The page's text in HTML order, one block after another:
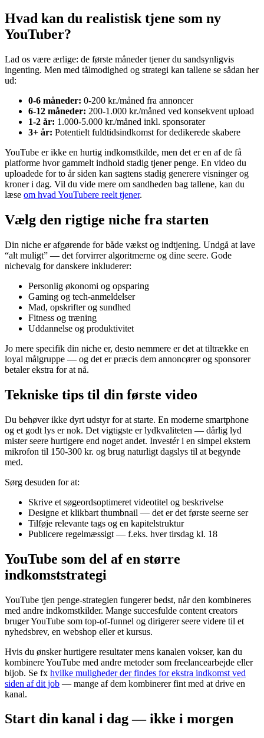
Hvad kan du realistisk tjene som ny
YouTuber?
Lad os være ærlige: de første måneder tjener du sandsynligvis
ingenting. Men med tålmodighed og strategi kan tallene se sådan her
ud:
0-6 måneder: 0-200 kr./måned fra annoncer
6-12 måneder: 200-1.000 kr./måned ved konsekvent upload
1-2 år: 1.000-5.000 kr./måned inkl. sponsorater
3+ år: Potentielt fuldtidsindkomst for dedikerede skabere
YouTube er ikke en hurtig indkomstkilde, men det er en af de få
platforme hvor gammelt indhold stadig tjener penge. En video du
uploadede for to år siden kan sagtens stadig generere visninger og
kroner i dag. Vil du vide mere om sandheden bag tallene, kan du
læse om hvad YouTubere reelt tjener.
Vælg den rigtige niche fra starten
Din niche er afgørende for både vækst og indtjening. Undgå at lave
“alt muligt” — det forvirrer algoritmerne og dine seere. Gode
nichevalg for danskere inkluderer:
Personlig økonomi og opsparing
Gaming og tech-anmeldelser
Mad, opskrifter og sundhed
Fitness og træning
Uddannelse og produktivitet
Jo mere specifik din niche er, desto nemmere er det at tiltrække en
loyal målgruppe — og det er præcis dem annoncører og sponsorer
betaler ekstra for at nå.
Tekniske tips til din første video
Du behøver ikke dyrt udstyr for at starte. En moderne smartphone
og et godt lys er nok. Det vigtigste er lydkvaliteten — dårlig lyd
mister seere hurtigere end noget andet. Investér i en simpel ekstern
mikrofon til 150-300 kr. og brug naturligt dagslys til at begynde
med.
Sørg desuden for at:
Skrive et søgeordsoptimeret videotitel og beskrivelse
Designe et klikbart thumbnail — det er det første seerne ser
Tilføje relevante tags og en kapitelstruktur
Publicere regelmæssigt — f.eks. hver tirsdag kl. 18
YouTube som del af en større
indkomststrategi
YouTube tjen penge-strategien fungerer bedst, når den kombineres
med andre indkomstkilder. Mange succesfulde content creators
bruger YouTube som top-of-funnel og dirigerer seere videre til et
nyhedsbrev, en webshop eller et kursus.
Hvis du ønsker hurtigere resultater mens kanalen vokser, kan du
kombinere YouTube med andre metoder som freelancearbejde eller
bijob. Se fx hvilke muligheder der findes for ekstra indkomst ved
siden af dit job — mange af dem kombinerer fint med at drive en
kanal.
Start din kanal i dag — ikke i morgen